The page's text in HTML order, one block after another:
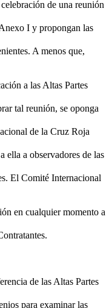
de una reunión
I y propongan las
A menos que,
a las Altas Partes
tal reunión, se oponga
de la Cruz Roja
ella a observadores de las
El Comité Internacional
en cualquier momento a
de las Altas Partes
para examinar las